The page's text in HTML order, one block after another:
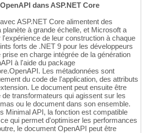
dans ASP.NET Core
ASP.NET Core alimentent des
à grande échelle, et Microsoft a
de leur construction à chaque
forts de .NET 9 pour les développeurs
en charge intégrée de la génération
à l'aide du package
Les métadonnées sont
du code de l'application, des attributs
Le document peut ensuite être
de transformateurs qui agissent sur les
ou le document dans son ensemble.
Minimal API, la fonction est compatible
qui permet d'optimiser les performances
le document OpenAPI peut être